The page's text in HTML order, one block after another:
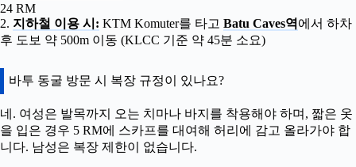
24 RM
2. 지하철 이용 시: KTM Komuter를 타고 Batu Caves역에서 하차
후 도보 약 500m 이동 (KLCC 기준 약 45분 소요)
바투 동굴 방문 시 복장 규정이 있나요?
네. 여성은 발목까지 오는 치마나 바지를 착용해야 하며, 짧은 옷
을 입은 경우 5 RM에 스카프를 대여해 허리에 감고 올라가야 합
니다. 남성은 복장 제한이 없습니다.